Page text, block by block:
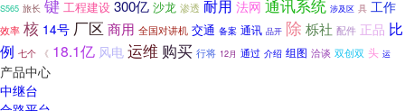
S565 旅长 键 工程建设 300亿 沙龙 渗透 耐用 法网 通讯系统 涉及区 具 工作
效率 核 14号 厂区 商用 全国对讲机 交通 备案 通讯 品开 除 栎社 配件 正品 比
例 七个 《 18.1亿 风电 运维 购买 行将 12月 通过 介绍 组图 洽谈 双创双 头 运
产品中心
中继台